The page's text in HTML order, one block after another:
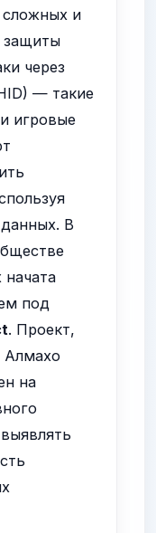
сложных и
защиты
через
— такие
игровые
В
начата
под
. Проект,
Алмахо
на